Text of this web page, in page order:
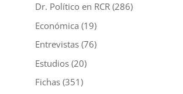
Dr. Político en RCR(286)
Económica (19)
Entrevistas(76)
Estudios(20)
Fichas(351)